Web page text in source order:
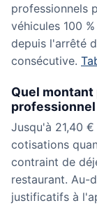
professionnels
véhicules 100
depuis l'arrêté
consécutive.
Quel
professionnel
Jusqu'à 21,40
cotisations
contraint de
restaurant. Au-
justificatifs à